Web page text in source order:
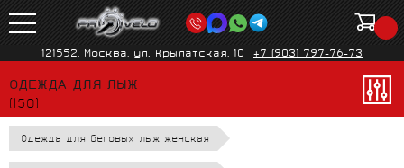
121552, Москва, ул. Крылатская, 10 +7 (903) 797-76-73
ОДЕЖДА ДЛЯ ЛЫЖ
(150)
Одежда для беговых лыж женская